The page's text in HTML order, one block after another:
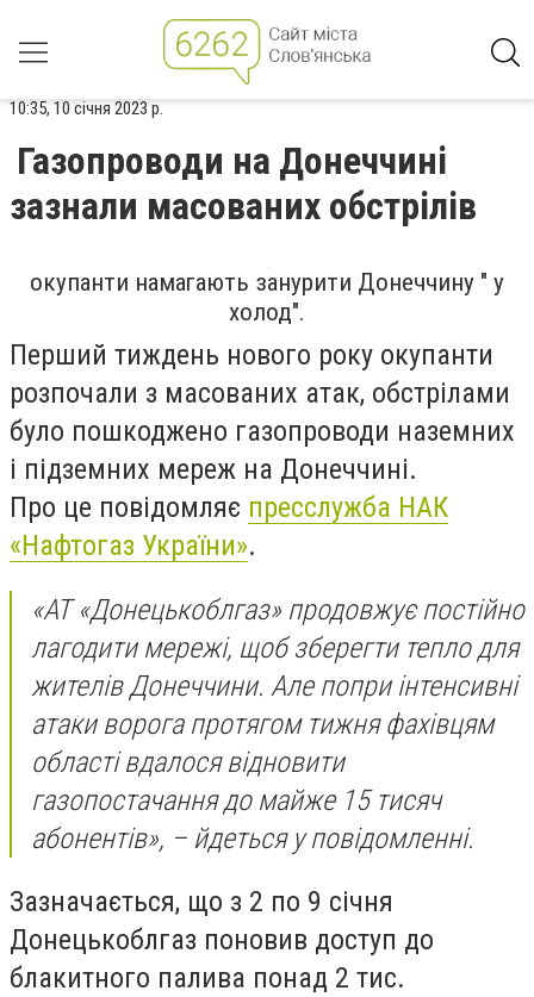
10:35, 10 січня 2023 р.
Газопроводи на Донеччині
зазнали масованих обстрілів
окупанти намагають занурити Донеччину " у
холод".
Перший тиждень нового року окупанти
розпочали з масованих атак, обстрілами
було пошкоджено газопроводи наземних
і підземних мереж на Донеччині.
Про це повідомляє пресслужба НАК
«Нафтогаз України».
«АТ «Донецькоблгаз» продовжує постійно
лагодити мережі, щоб зберегти тепло для
жителів Донеччини. Але попри інтенсивні
атаки ворога протягом тижня фахівцям
області вдалося відновити
газопостачання до майже 15 тисяч
абонентів», – йдеться у повідомленні.
Зазначається, що з 2 по 9 січня
Донецькоблгаз поновив доступ до
блакитного палива понад 2 тис.